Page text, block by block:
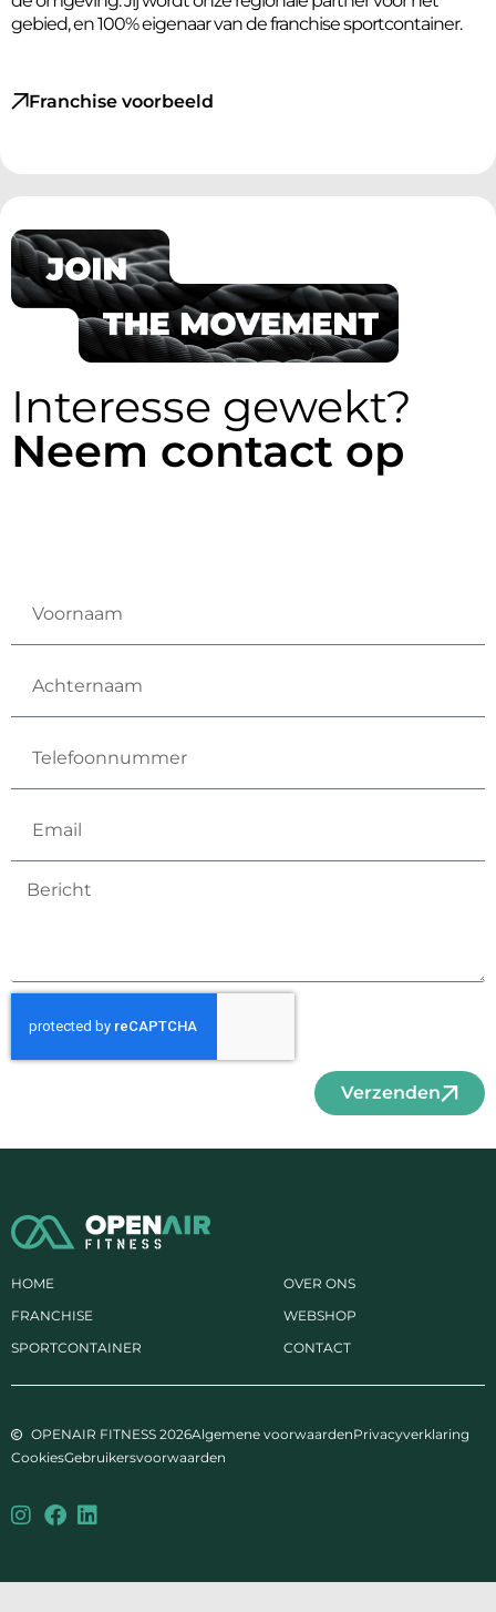
gebied, en 100% eigenaar van de franchise sportcontainer.
Franchise voorbeeld
Interesse gewekt?
Neem contact op
Verzenden
HOME
FRANCHISE
SPORTCONTAINER
OVER ONS
WEBSHOP
CONTACT
OPENAIR FITNESS 2026Algemene voorwaardenPrivacyverklaring
CookiesGebruikersvoorwaarden